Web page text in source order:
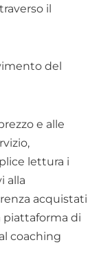
il
del
e alle
lettura i
alla
acquistati
piattaforma di
coaching